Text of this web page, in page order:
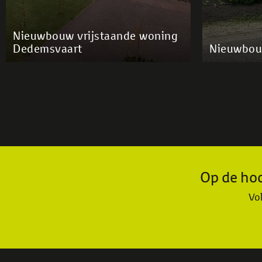
Nieuwbouw vrijstaande woning
Dedemsvaart
Op de